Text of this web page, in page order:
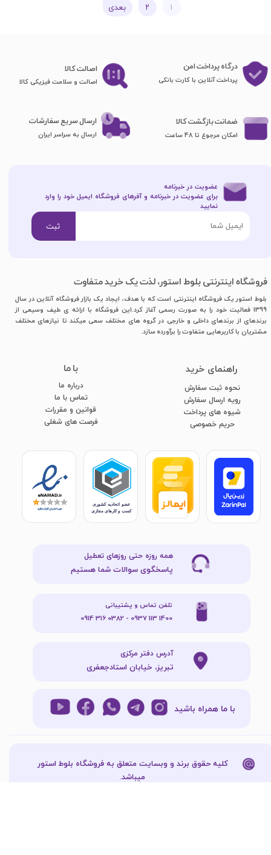
۱ ۲ بعدی
درگاه پرداخت امن
پرداخت آنلاین با کارت بانکی
فروشگاه اینترنتی بلوط استور، لذت یک خرید متفاوت
بلوط استور یک فروشگاه اینترنتی است که با هدف، ایجاد یک بازار فروشگاه آنلاین در سال
1399 فعالیت خود را به صورت رسمی آغاز کرد.این فروشگاه با ارائه ی طیف وسیعی از
برندهای از برندهای داخلی و خارجی در گروه های مختلف سعی میکند تا نیازهای مختلف
مشتریان با کاربرهایی متفاوت را برآورده سازد.
با ما
درباره ما
تماس با ما
قوانین و مقررات
فرصت های شغلی
​راهنمای خرید
نحوه ثبت سفارش
رویه ارسال سفارش
شیوه های پرداخت
​​​​​​​حریم خصوصی
اصا​​​​​​​لت کالا
اصالت و سلامت فیزیکی کالا
ضمانت بازگشت کالا
امکان مرجوع تا 48 ساعت
ارسال سریع سفارشات
ارسال به سراسر ایران
با ما همراه باشید
همه روزه حتی روزهای تعطیل
پاسخگوی سوالات شما هستیم
آدرس دفتر مرکزی
تبریز، خیابان استادجعفری
تلفن تماس و پشتیبانی
1400 113 0937 - 0382 316 0914
عضویت در خبرنامه
برای عضویت در خبرنامه و آفرهای فروشگاه ایمیل خود را وارد
نمایید​​​​​​​
ثبت
کلیه حقوق برند و وبسایت متعلق به فروشگاه بلوط استور
میباشد.​​​​​​​